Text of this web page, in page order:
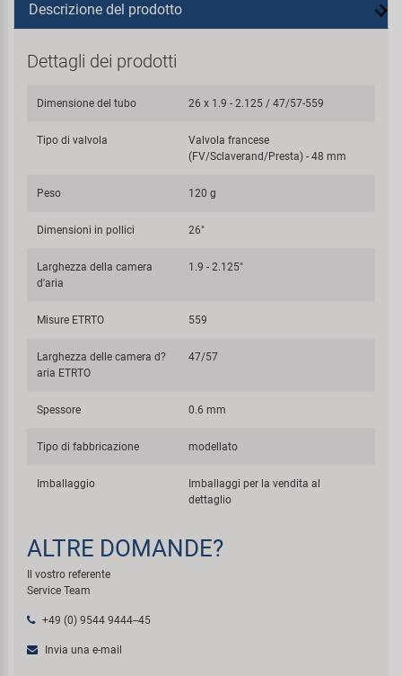
Descrizione del prodotto
Dettagli dei prodotti
Dimensione del tubo 26 x 1.9 - 2.125 / 47/57-559
Tipo di valvola
Valvola francese
(FV/Sclaverand/Presta) - 48 mm
Peso 120 g
Dimensioni in pollici 26"
Larghezza della camera
d'aria
1.9 - 2.125"
Misure ETRTO 559
Larghezza delle camera d?
aria ETRTO
47/57
Spessore 0.6 mm
Tipo di fabbricazione modellato
Imballaggio
Imballaggi per la vendita al
dettaglio
ALTRE DOMANDE?
Il vostro referente
Service Team
+49 (0) 9544 9444--45
Invia una e-mail